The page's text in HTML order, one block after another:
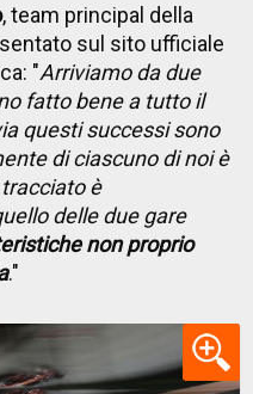
, team principal della
sul sito ufficiale
"Arriviamo da due
fatto bene a tutto il
questi successi sono
di ciascuno di noi è
è
delle due gare
non proprio
."